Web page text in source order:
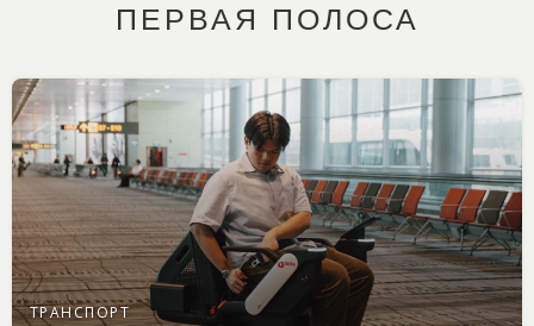
ПЕРВАЯ ПОЛОСА
ТРАНСПОРТ